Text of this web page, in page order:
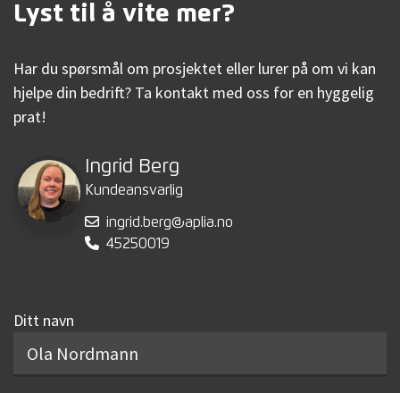
Lyst til å vite mer?
Har du spørsmål om prosjektet eller lurer på om vi kan
hjelpe din bedrift? Ta kontakt med oss for en hyggelig
prat!
Ingrid Berg
Kundeansvarlig
ingrid.berg@aplia.no
45250019
Ditt navn